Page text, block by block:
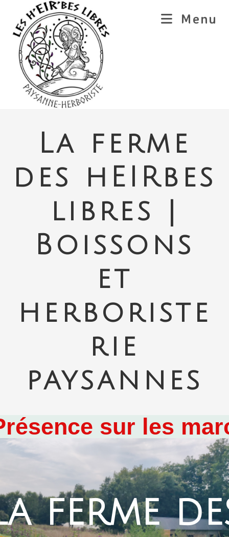
content
Menu
La ferme
des hEIRbes
libres |
Boissons
et
herboriste
rie
paysannes
sur les
ferme